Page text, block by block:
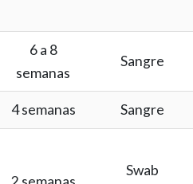
6 a 8
semanas
Sangre
4 semanas Sangre
Swab